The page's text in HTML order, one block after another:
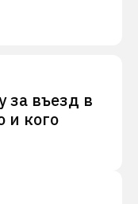
за въезд в
и кого